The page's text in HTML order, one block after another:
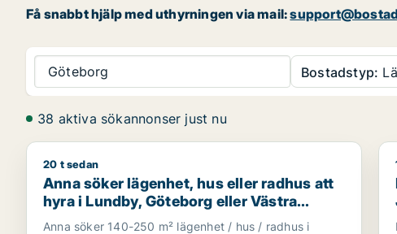
Få snabbt hjälp med uthyrningen via mail:
Göteborg Bostadstyp:
38 aktiva sökannonser just nu
Anna söker lägenhet, hus eller radhus att hyra i Lundby,
20 t sedan
Anna söker lägenhet, hus eller radhus att
hyra i Lundby, Göteborg eller Västra
hisingen
Anna söker 140-250 m² lägenhet / hus / radhus i